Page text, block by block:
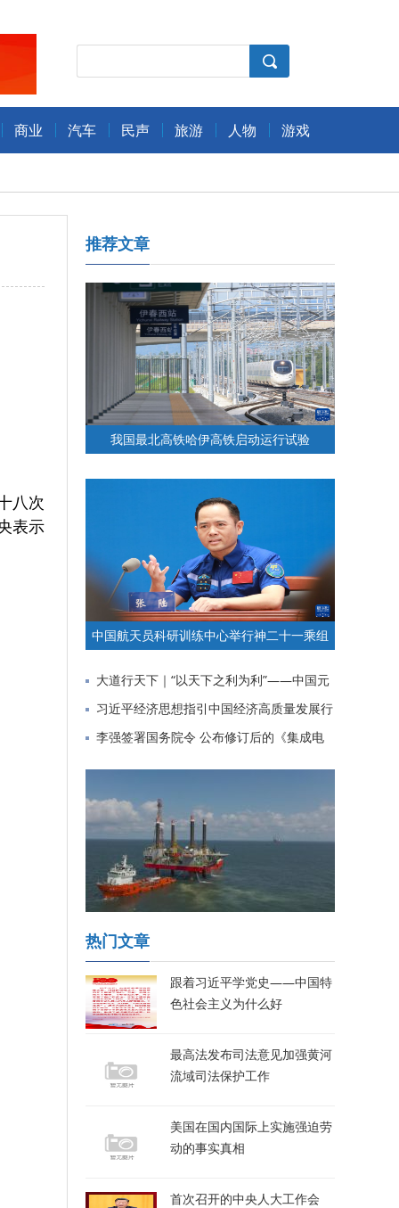
商业 汽车 民声 旅游 人物 游戏
八次
表示
推荐文章
我国最北高铁哈伊高铁启动运行试验
中国航天员科研训练中心举行神二十一乘组
大道行天下｜“以天下之利为利”——中国元
首外交的世界情怀与大
习近平经济思想指引中国经济高质量发展行
稳致远
李强签署国务院令 公布修订后的《集成电
路布图设计保护条例》
热门文章
跟着习近平学党史——中国特
色社会主义为什么好
最高法发布司法意见加强黄河
流域司法保护工作
美国在国内国际上实施强迫劳
动的事实真相
首次召开的中央人大工作会